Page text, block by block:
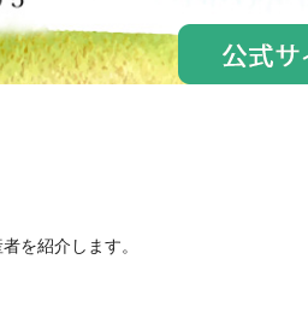
を紹介します。